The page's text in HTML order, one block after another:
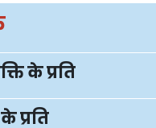
केप्रति
केप्रति